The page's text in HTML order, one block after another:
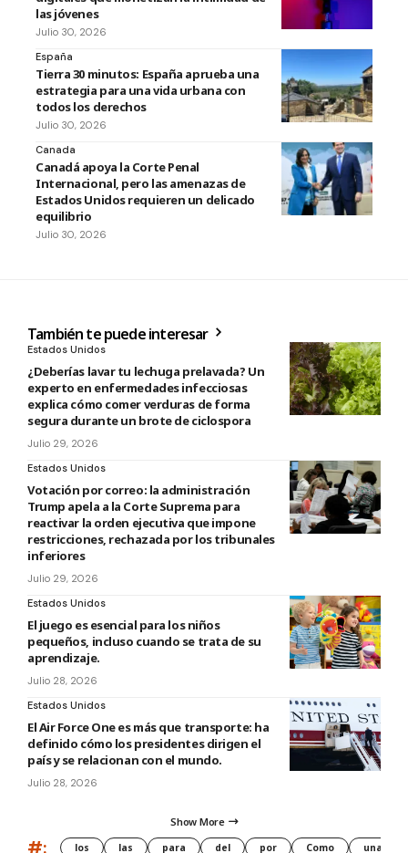
las jóvenes
Julio 30, 2026
España
Tierra 30 minutos: España aprueba una
estrategia para una vida urbana con
todos los derechos
Julio 30, 2026
Canada
Canadá apoya la Corte Penal
Internacional, pero las amenazas de
Estados Unidos requieren un delicado
equilibrio
Julio 30, 2026
También te puede interesar
Estados Unidos
¿Deberías lavar tu lechuga prelavada? Un
experto en enfermedades infecciosas
explica cómo comer verduras de forma
segura durante un brote de ciclospora
Julio 29, 2026
Estados Unidos
Votación por correo: la administración
Trump apela a la Corte Suprema para
reactivar la orden ejecutiva que impone
restricciones, rechazada por los tribunales
inferiores
Julio 29, 2026
Estados Unidos
El juego es esencial para los niños
pequeños, incluso cuando se trata de su
aprendizaje.
Julio 28, 2026
Estados Unidos
El Air Force One es más que transporte: ha
definido cómo los presidentes dirigen el
país y se relacionan con el mundo.
Julio 28, 2026
Show More
#: los las para del por Como una